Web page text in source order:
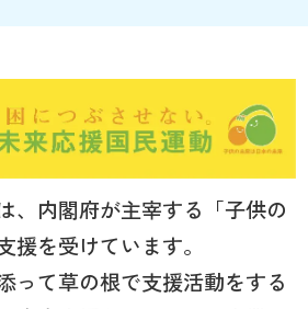
、内閣府が主宰する「子供の
援を受けています。
って草の根で支援活動をする